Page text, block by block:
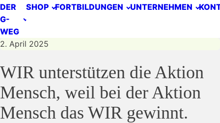
DER
G-
WEG
SHOP FORTBILDUNGEN UNTERNEHMEN
2. April 2025
WIR unterstützen die Aktion
Mensch, weil bei der Aktion
Mensch das WIR gewinnt.